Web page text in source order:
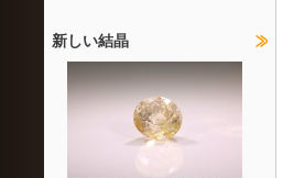
新しい結晶